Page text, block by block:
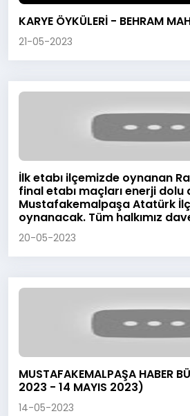
KARYE ÖYKÜLERİ - BEHRAM
21-05-2023
İlk etabı ilçemizde oynanan
final etabı maçları enerji
Mustafakemalpaşa Atatürk
oynanacak. Tüm halkımız
20-05-2023
MUSTAFAKEMALPAŞA HABER
2023 - 14 MAYIS 2023)
14-05-2023